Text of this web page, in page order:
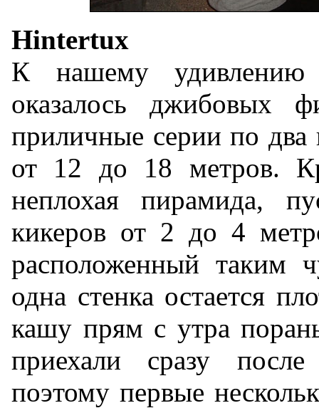
Hintertux
К нашему
оказалось джибовых
приличные серии по два
от 12 до 18 метров.
неплохая пирамида,
кикеров от 2 до 4
расположенный таким
одна стенка остается
кашу прям с утра
приехали сразу
поэтому первые